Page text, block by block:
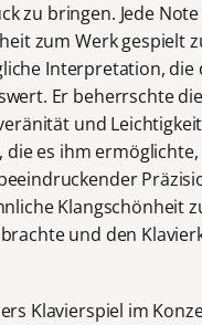
zu bringen. Jede
zum Werk gespielt
Interpretation, die
Er beherrschte
und
es ihm
Klangschönheit
und den
Klavierspiel im